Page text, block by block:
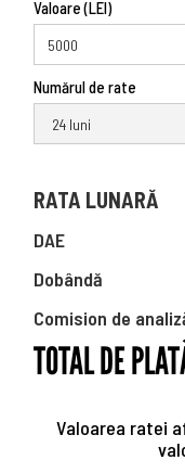
Valoare (LEI)
Numărul de rate
RATA LUNARĂ
DAE
Dobândă
Comision de
TOTAL DE
Valoarea ratei